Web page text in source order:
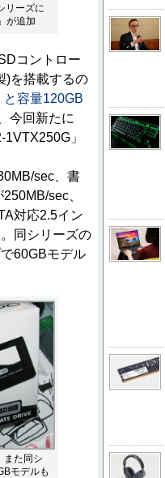
リーズに
が追加
コントロー
)を搭載するの
容量120GB
今回新たに
」
sec、書
sec、
対応2.5イン
同シリーズの
60GBモデル
また同シ
モデルも